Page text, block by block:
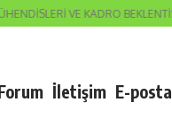
VE KADRO BEKLENTİSİ
İletişim E-posta